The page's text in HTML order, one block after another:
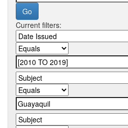
Current filters: